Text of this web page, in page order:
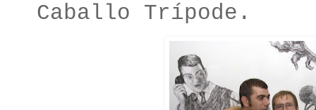
Caballo Trípode.